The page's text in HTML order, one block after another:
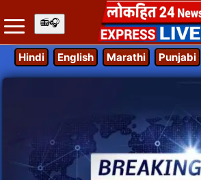
Hindi English Marathi Punjabi